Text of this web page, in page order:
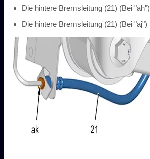
Die hintere Bremsleitung (21) (Bei "ah")
Die hintere Bremsleitung (21) (Bei "aj")